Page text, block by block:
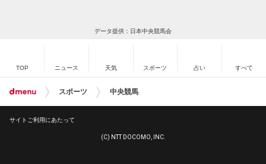
データ提供：日本中央競馬会
TOP ニュース 天気 スポーツ 占い すべて
スポーツ 中央競馬
サイトご利用にあたって
(C) NTT DOCOMO, INC.